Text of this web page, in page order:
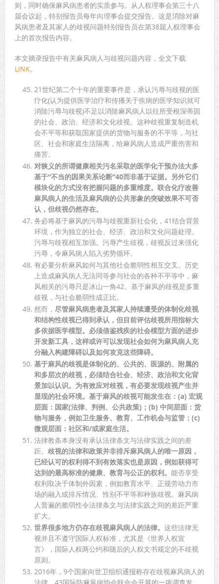
则，同时确保麻风病患者的实质参与。从人权理事会第三十八
届会议起，特别报告员每年向理事会提交报告。这是消除对麻
风病患者及其家人的歧视问题特别报告员在第38届人权理事会
上的首次报告内容。
本文摘录报告中有关麻风病人与歧视问题内容，全文下载
LINK。
21世纪第二个十年的重要事件是，承认污辱与歧视的医
疗化(认为提供医学治疗和传播关于疾病的医学知识就可
消除污辱与歧视)不足以消除麻风病人以往所受根深蒂固
的社会、政治、经济和文化歧视。这种歧视重复制造机
会不平等和获取国家提供的货物与服务的不平等，与社
区、社会和家庭生活隔离，给麻风病人造成严重伤害和
痛苦。
对狭义的所谓健康相关污名采取的医学化干预办法大多
基于“不当的因果关系论断”40而非基于证据。另外它们
模块化的方式没有把握问题的多重维度。联合化疗改善
麻风病人的生活及麻风病的公共形象的突破效果不可否
认，但歧视仍然存在。
务必将基于麻风的污辱与歧视重新社会化，41结合背景
环境，作为独立的社会、经济、政治和文化问题处理。
污辱与歧视相互加强。污辱产生歧视，歧视反过来强化
污辱，令麻风病人陷入劣势循环。
有必要分析麻风如何与其他社会脆弱性相互交叉。历史
上造成麻风病人无法同等参与社会的各种不平等中，麻
风相关的污辱只是冰山一角42。基于麻风的歧视是多重
歧视，与社会脆弱性成正比。
然而， 尽管麻风病患者及其家人持续遭受的体制化歧视
和结构性歧视已得到承认，但目前评估歧视所用指标大
多依据医学模型。必须借鉴残疾的社会模型方面的进步
开发新工具，这样或许可以发现社会如何为麻风病人充
分融入构建障碍以及如何攻克这些障碍。
基于麻风的歧视是体制化的、公共的、医源的、附属的
和多层次的歧视，必须结合社会、经济、政治和文化背
景加以认识。为有效应对歧视，有必要发现歧视产生并
显现的社会环境。基于麻风的歧视可能发生在：(a) 宏观
层面：国家(法律、判例、公共政策)；(b) 中间层面：货
物与服务，例如卫生服务、教育、工作机会与监管；(c)
微观层面：社区和/或家庭生活。
法律教条本身没有承认法律条文与法律实践之间的差
距。 歧视的法律和政策并非排斥麻风病人的唯一原因，
已经认可的权利得不到有效落实也是原因，例如获得可
达到的最高标准的健康、教育与公正的权利。 能否享受
权利取决于体制外因素，例如教育水平、正规劳动力市
场的融入或排斥情况、性别不平等和种族歧视。麻风病
人普遍的脆弱性令法律条文与法律实践之间的差距严重
扩大。
世界很多地方仍存在歧视麻风病人的法律。 这些法律无
视并且不遵守国际人权标准，尤其是《世界人权宣
言》，国际人权两公约和随后的人权文书规定的不歧视
原则。
2016年，9个国家向世卫组织通报称存在歧视麻风病人的